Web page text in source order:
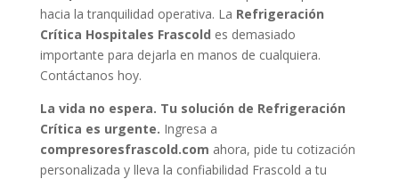
hacia la tranquilidad operativa. La Refrigeración
Crítica Hospitales Frascold es demasiado
importante para dejarla en manos de cualquiera.
Contáctanos hoy.
La vida no espera. Tu solución de Refrigeración
Crítica es urgente. Ingresa a
compresoresfrascold.com ahora, pide tu cotización
personalizada y lleva la confiabilidad Frascold a tu